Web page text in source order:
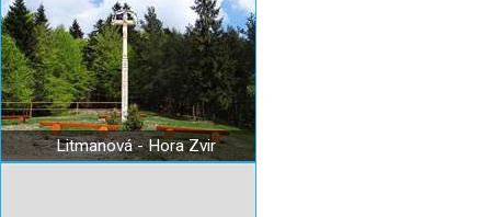
Litmanová - Hora Zvir